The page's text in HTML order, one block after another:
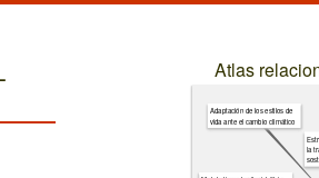
Atlas
la
Adaptación de los estilos de
vida ante el cambio climático